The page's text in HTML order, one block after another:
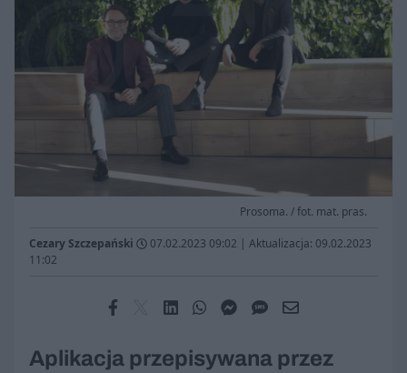
Prosoma. / fot. mat. pras.
Cezary Szczepański 07.02.2023 09:02 | Aktualizacja: 09.02.2023
11:02
Aplikacja przepisywana przez